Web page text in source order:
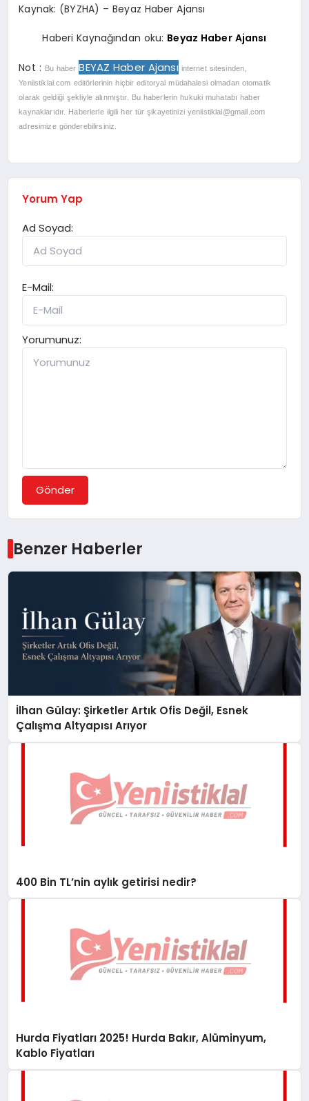
Kaynak: (BYZHA) – Beyaz Haber Ajansı
Haberi Kaynağından oku: Beyaz Haber Ajansı
Not : Bu haber BEYAZ Haber Ajansı internet sitesinden,
Yeniistiklal.com editörlerinin hiçbir editoryal müdahalesi olmadan otomatik
olarak geldiği şekliyle alınmıştır. Bu haberlerin hukuki muhatabı haber
kaynaklarıdır. Haberlerle ilgili her tür şikayetinizi yeniistiklal@gmail.com
adresimize gönderebilirsiniz.
Yorum Yap
Ad Soyad:
E-Mail:
Yorumunuz:
Gönder
Benzer Haberler
İlhan Gülay: Şirketler Artık Ofis Değil, Esnek
Çalışma Altyapısı Arıyor
400 Bin TL’nin aylık getirisi nedir?
Hurda Fiyatları 2025! Hurda Bakır, Alüminyum,
Kablo Fiyatları